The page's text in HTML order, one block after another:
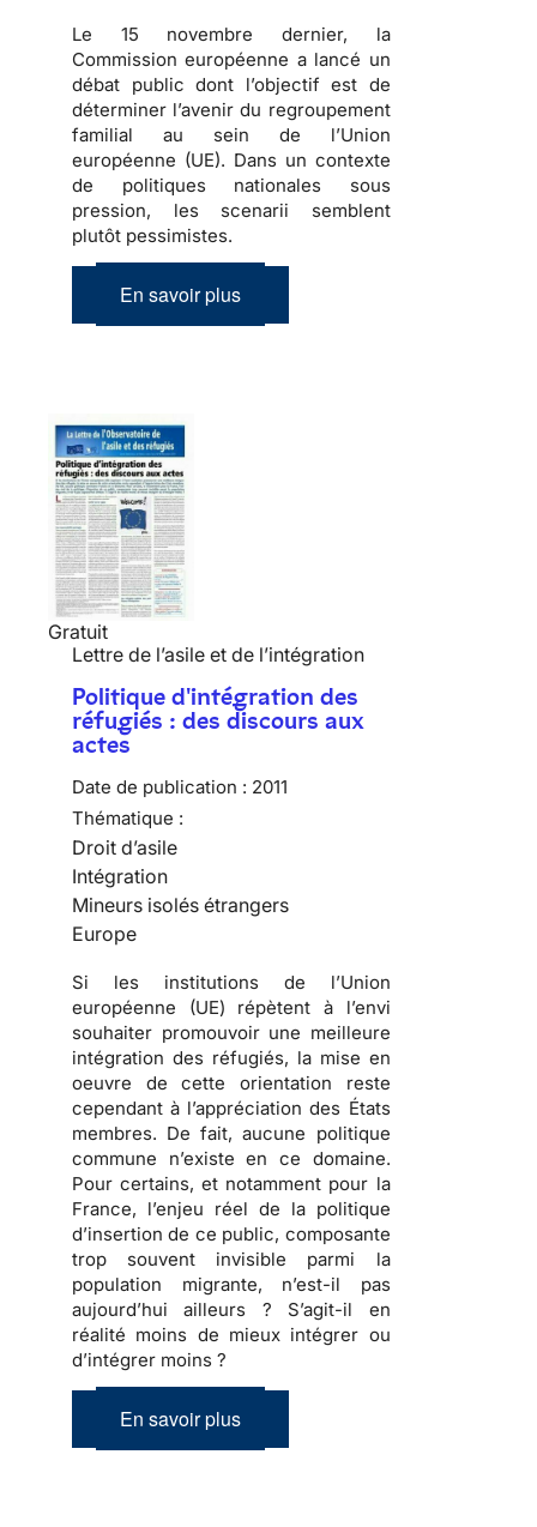
Le 15 novembre dernier, la
Commission européenne a lancé un
débat public dont l’objectif est de
déterminer l’avenir du regroupement
familial au sein de l’Union
européenne (UE). Dans un contexte
de politiques nationales sous
pression, les scenarii semblent
plutôt pessimistes.
En savoir plus
Gratuit
Lettre de l’asile et de l’intégration
Politique d'intégration des
réfugiés : des discours aux
actes
Date de publication : 2011
Thématique :
Droit d’asile
Intégration
Mineurs isolés étrangers
Europe
Si les institutions de l’Union
européenne (UE) répètent à l’envi
souhaiter promouvoir une meilleure
intégration des réfugiés, la mise en
oeuvre de cette orientation reste
cependant à l’appréciation des États
membres. De fait,aucune politique
commune n’existe en ce domaine.
Pour certains, et notamment pour la
France, l’enjeu réel de la politique
d’insertion de ce public, composante
trop souvent invisible parmi la
population migrante, n’est-il pas
aujourd’hui ailleurs ? S’agit-il en
réalité moins de mieux intégrer ou
d’intégrer moins ?
En savoir plus